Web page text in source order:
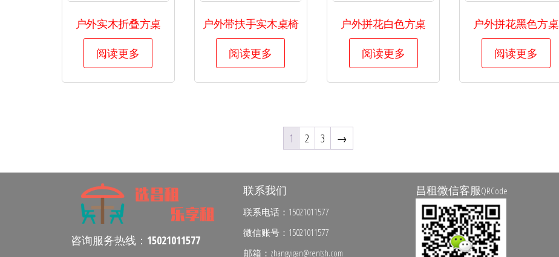
户外实木折叠方桌
阅读更多
户外带扶手实木桌椅
阅读更多
户外拼花白色方桌
阅读更多
户外拼花黑色方桌
阅读更多
1 2 3 →
咨询服务热线： 15021011577
联系我们
联系电话：15021011577
微信账号：15021011577
邮箱：zhangyigan@rentsh.com
昌租微信客服QRCode